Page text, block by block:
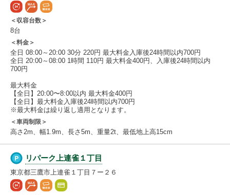
＜収容台数＞
8台
＜料金＞
全日 08:00～20:00 30分 220円 最大料金入庫後24時間以内700円
全日 20:00～08:00 1時間 110円 最大料金400円、入庫後24時間以内
700円
最大料金
【全日】20:00〜8:00以内 最大料金400円
【全日】最大料金入庫後24時間以内700円
※最大料金は繰り返し適用となります。
＜車両制限＞
高さ2m、幅1.9m、長さ5m、重量2t、最低地上高15cm
リパーク上連雀１丁目
東京都三鷹市上連雀１丁目７ー２６